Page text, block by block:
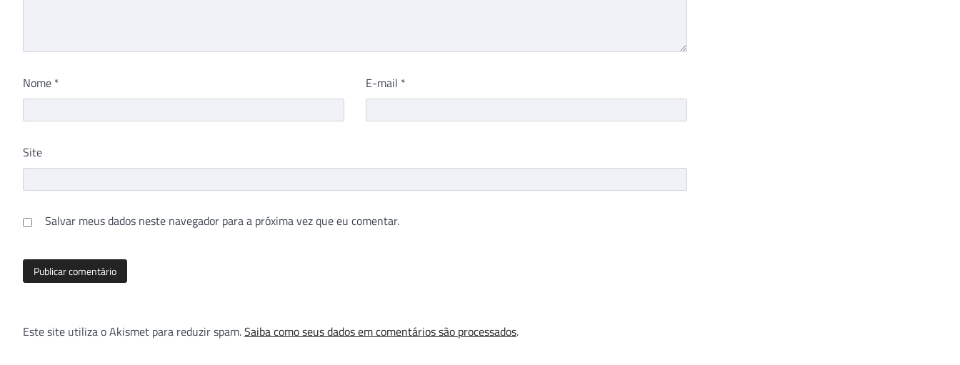
Nome * E-mail *
Site
Salvar meus dados neste navegador para a próxima vez que eu comentar.
Este site utiliza o Akismet para reduzir spam.Saiba como seus dados em comentários são processados.